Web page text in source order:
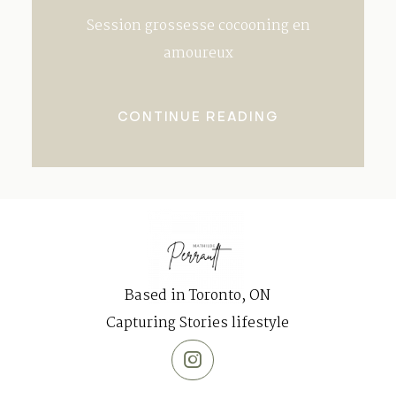
Session grossesse cocooning en
amoureux
CONTINUE READING
Based in Toronto, ON
Capturing Stories lifestyle